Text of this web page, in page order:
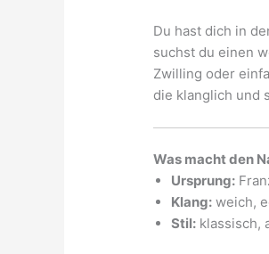
Du hast dich in
suchst du einen
Zwilling oder
die klanglich und
Was macht den
Ursprung:
Klang: weich,
Stil: klassisch,